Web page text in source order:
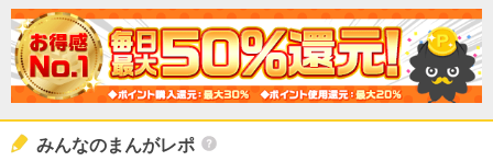
みんなのまんがレポ